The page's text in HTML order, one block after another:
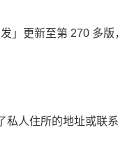
」更新至第 270 多版，
私人住所的地址或联系